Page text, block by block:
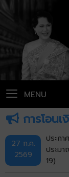
MENU
การโอน
27 ก.ค.
2569
ประกา
ประม
19)